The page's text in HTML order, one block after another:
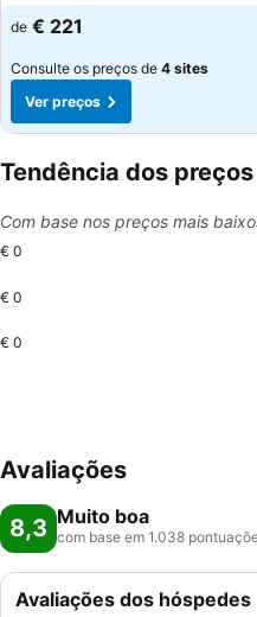
Ver preços
de € 221
Consulte os preços de 4 sites
Ver preços
Tendência dos preços
Com base nos preços mais
€ 0
€ 0
€ 0
Avaliações
8,3 Muito boa
com base em 1.038
Avaliações dos hóspedes